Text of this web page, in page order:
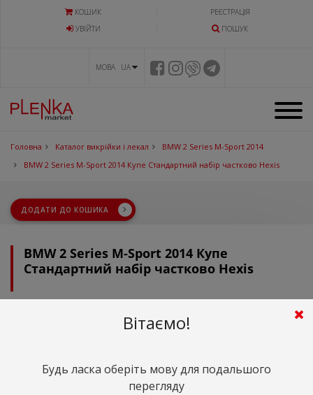
КОШИК
РЕЄСТРАЦІЯ
УВIЙТИ
ПОШУК
МОВА UA
Головна Каталог викрійки і лекал
BMW 2 Series M-Sport 2014
BMW 2 Series M-Sport 2014 Купе Стандартний набір частково Hexis
ДОДАТИ ДО КОШИКА
BMW 2 Series M-Sport 2014 Купе
Стандартний набір частково Hexis
грн. ($181.44)
Вітаємо!
Будь ласка оберіть мову для подальшого
перегляду